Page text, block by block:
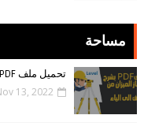
مساحة
تحميل ملف PDF يشرح جهاز الميزان level
13, 2022